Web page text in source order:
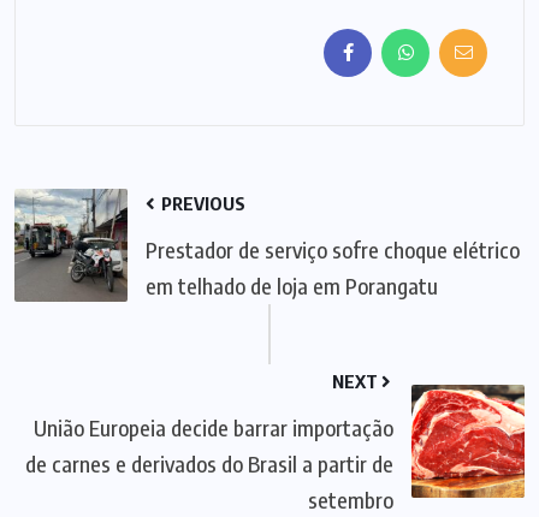
PREVIOUS
Prestador de serviço sofre choque elétrico
em telhado de loja em Porangatu
NEXT
União Europeia decide barrar importação
de carnes e derivados do Brasil a partir de
setembro